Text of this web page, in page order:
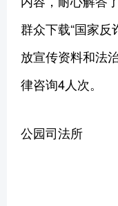
群众下载“国家反
放宣传资料和法
律咨询4人次。
公园司法所